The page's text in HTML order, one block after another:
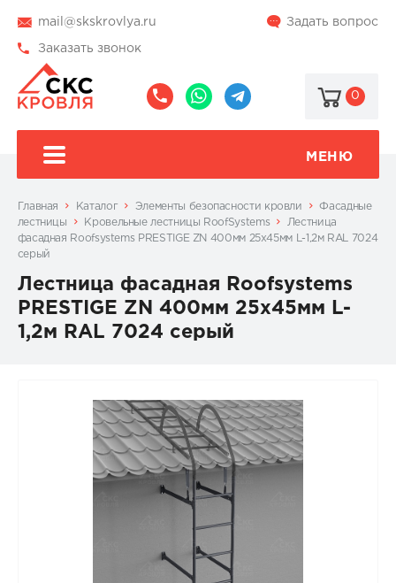
mail@skskrovlya.ru Задать вопрос
Заказать звонок
0
МЕНЮ
Главная Каталог Элементы безопасности кровли
Фасадные
лестницы
Кровельные лестницы RoofSystems
Лестница
фасадная Roofsystems PRESTIGE ZN 400мм 25x45мм L-1,2м RAL 7024
серый
Лестница фасадная Roofsystems
PRESTIGE ZN 400мм 25x45мм L-
1,2м RAL 7024 серый